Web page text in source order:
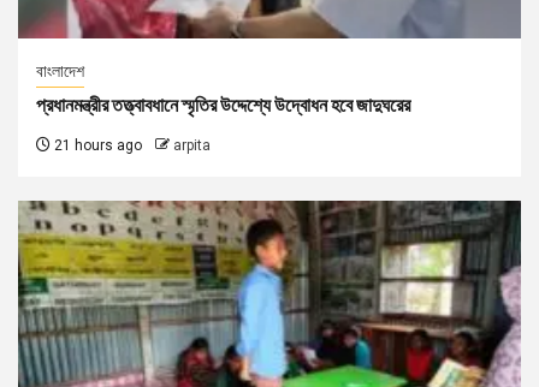
বাংলাদেশ
প্রধানমন্ত্রীর তত্ত্বাবধানে স্মৃতির উদ্দেশ্যে উদ্বোধন হবে জাদুঘরের
21 hours ago arpita